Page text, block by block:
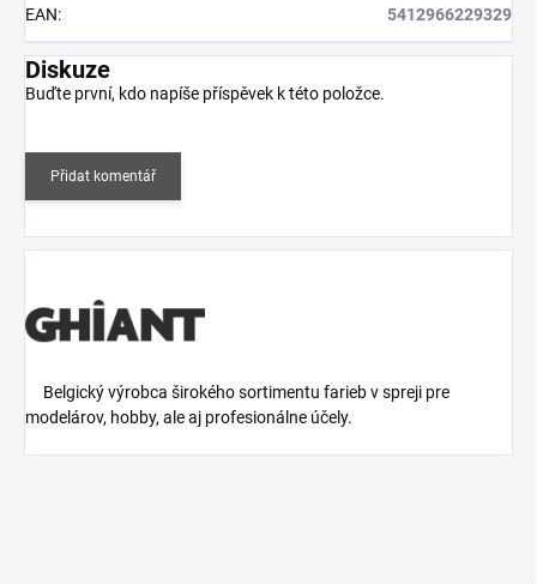
EAN: 5412966229329
Diskuze
Buďte první, kdo napíše příspěvek k této položce.
Přidat komentář
Belgický výrobca širokého sortimentu farieb v spreji pre
modelárov, hobby, ale aj profesionálne účely.